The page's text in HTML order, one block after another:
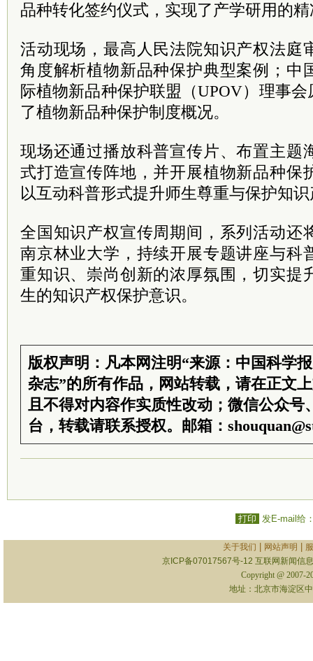
品种转化签约仪式，实现了产学研用的
活动现场，最高人民法院知识产权法庭
角度解析植物新品种保护典型案例；中
际植物新品种保护联盟（UPOV）理事
了植物新品种保护制度概况。
现场还通过播放科普宣传片、布置主题
式打造宣传阵地，并开展植物新品种保
以互动科普形式提升师生尊重与保护知
全国知识产权宣传周期间，系列活动还
南京林业大学，持续开展专题讲座与科
重知识、崇尚创新的浓厚氛围，切实提
生的知识产权保护意识。
版权声明：凡本网注明“来源：中国科学
杂志”的所有作品，网站转载，请在正文
且不得对内容作实质性改动；微信公众号
台，转载请联系授权。邮箱：
打印 发E-mail给
关于我们 网站声明
京ICP备07017567号-12 互联网新闻信
Copyright @ 2007-
地址：北京市海淀区